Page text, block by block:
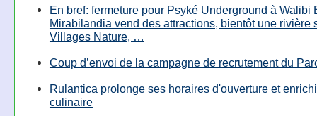
En bref: fermeture pour Psyké Underground à Walibi
Mirabilandia vend des attractions, bientôt une rivière
Villages Nature, …
Coup d’envoi de la campagne de recrutement du
Rulantica prolonge ses horaires d'ouverture et
culinaire